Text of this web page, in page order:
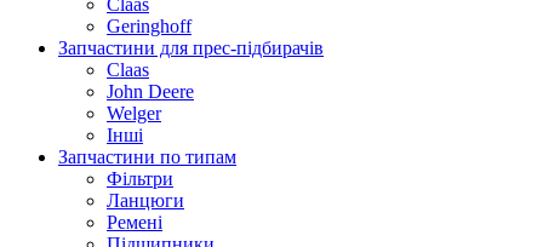
Claas
Geringhoff
Запчастини для прес-підбирачів
Claas
John Deere
Welger
Інші
Запчастини по типам
Фільтри
Ланцюги
Ремені